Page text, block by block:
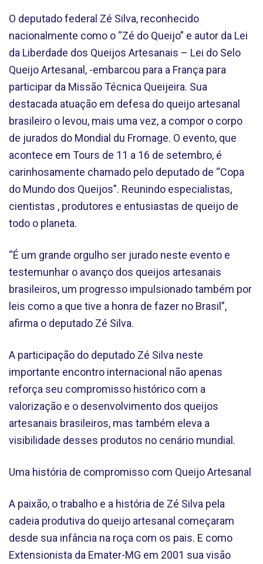
O deputado federal Zé Silva, reconhecido
nacionalmente como o “Zé do Queijo” e autor da Lei
da Liberdade dos Queijos Artesanais – Lei do Selo
Queijo Artesanal, -embarcou para a França para
participar da Missão Técnica Queijeira. Sua
destacada atuação em defesa do queijo artesanal
brasileiro o levou, mais uma vez, a compor o corpo
de jurados do Mondial du Fromage. O evento, que
acontece em Tours de 11 a 16 de setembro, é
carinhosamente chamado pelo deputado de “Copa
do Mundo dos Queijos”. Reunindo especialistas,
cientistas , produtores e entusiastas de queijo de
todo o planeta.
“É um grande orgulho ser jurado neste evento e
testemunhar o avanço dos queijos artesanais
brasileiros, um progresso impulsionado também por
leis como a que tive a honra de fazer no Brasil”,
afirma o deputado Zé Silva.
A participação do deputado Zé Silva neste
importante encontro internacional não apenas
reforça seu compromisso histórico com a
valorização e o desenvolvimento dos queijos
artesanais brasileiros, mas também eleva a
visibilidade desses produtos no cenário mundial.
Uma história de compromisso com Queijo Artesanal
A paixão, o trabalho e a história de Zé Silva pela
cadeia produtiva do queijo artesanal começaram
desde sua infância na roça com os pais. E como
Extensionista da Emater-MG em 2001 sua visão